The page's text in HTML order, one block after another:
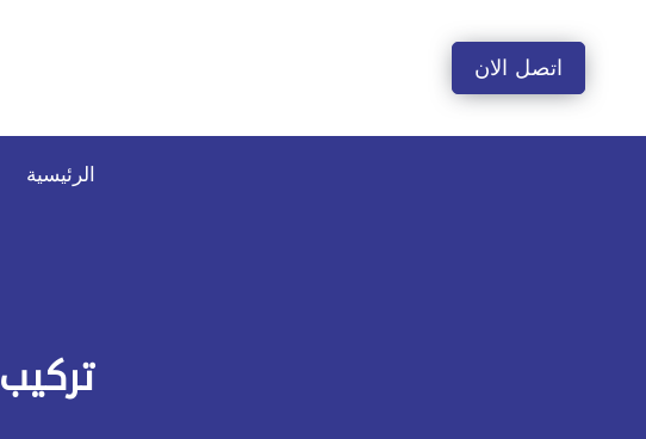
اتصل الان
الرئيسية